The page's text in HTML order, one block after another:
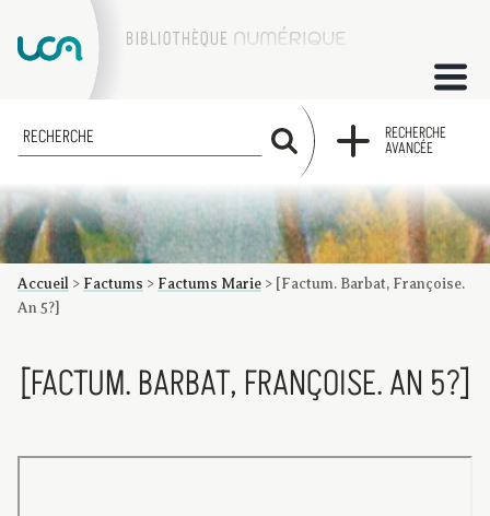
ACCUEIL
COLLECTIONS
FACTUMS
Les factums à la BU
Présentation du corpus de factums de la collection Marie
Bibliographie
Glossaire
Index de recherche
RECHERCHE
RECHERCHE
AVANCÉE
Accueil > Factums > Factums Marie > [Factum. Barbat, Françoise.
An 5?]
[FACTUM. BARBAT, FRANÇOISE. AN 5?]